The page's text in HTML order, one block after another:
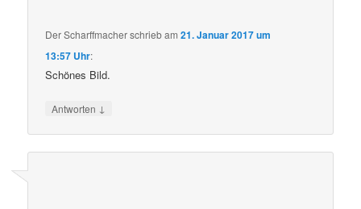
Der Scharffmacherschriebam21. Januar 2017 um
13:57 Uhr:
Schönes Bild.
Antworten ↓